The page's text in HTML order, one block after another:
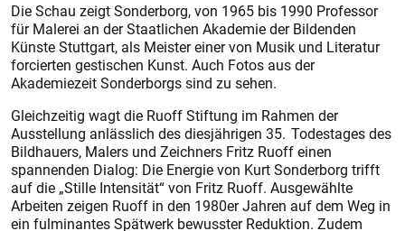
Die Schau zeigt Sonderborg, von 1965 bis 1990 Professor
für Malerei an der Staatlichen Akademie der Bildenden
Künste Stuttgart, als Meister einer von Musik und Literatur
forcierten gestischen Kunst. Auch Fotos aus der
Akademiezeit Sonderborgs sind zu sehen.
Gleichzeitig wagt die Ruoff Stiftung im Rahmen der
Ausstellung anlässlich des diesjährigen 35. Todestages des
Bildhauers, Malers und Zeichners Fritz Ruoff einen
spannenden Dialog: Die Energie von Kurt Sonderborg trifft
auf die „Stille Intensität“ von Fritz Ruoff. Ausgewählte
Arbeiten zeigen Ruoff in den 1980er Jahren auf dem Weg in
ein fulminantes Spätwerk bewusster Reduktion. Zudem